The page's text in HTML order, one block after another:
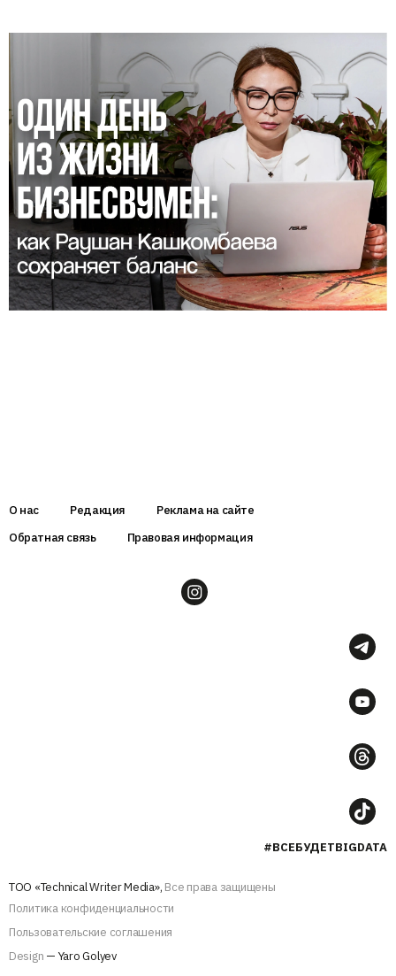
О нас Редакция
Реклама на сайте
Обратная связь
Правовая информация
#ВСЕБУДЕТBIGDATA
ТОО «Technical Writer Media», Все права защищены
Политика конфиденциальности
Пользовательские соглашения
Design — Yaro Golyev